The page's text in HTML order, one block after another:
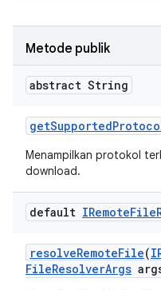
Metode publik
abstract String
getSupported
Menampilkan protokol
download.
default IRemoteFile
resolveRemoteFile(
FileResolverArgs